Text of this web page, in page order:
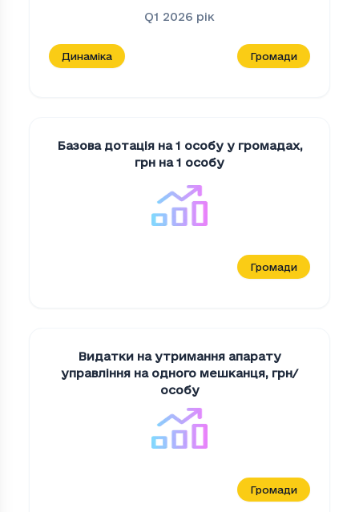
Q1 2026 рік
Динаміка Громади
Базова дотація на 1 особу у громадах,
грн на 1 особу
Громади
Видатки на утримання апарату
управління на одного мешканця, грн/
особу
Громади